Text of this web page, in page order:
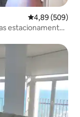
4,89 de uma
4,89 (509)
estacionamento